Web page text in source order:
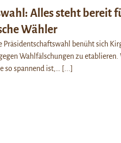
Alles steht bereit
Wähler
Präsidentschaftswahl benüht sich
Wahlfälschungen zu
so spannend ist,…
[...]